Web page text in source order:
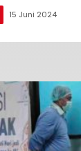
15 Juni 2024